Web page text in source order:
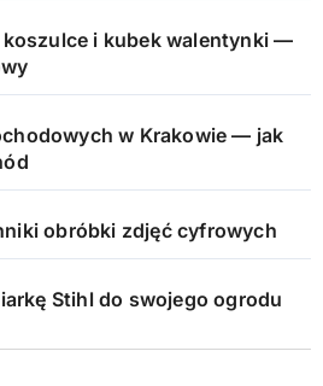
koszulce i kubek walentynki —
w Krakowie — jak
obróbki zdjęć cyfrowych
Stihl do swojego ogrodu